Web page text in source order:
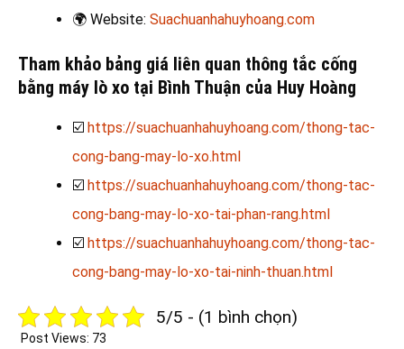
🌍 Website: Suachuanhahuyhoang.com
Tham khảo bảng giá liên quan thông tắc cống
bằng máy lò xo tại Bình Thuận của Huy Hoàng
☑️ https://suachuanhahuyhoang.com/thong-tac-
cong-bang-may-lo-xo.html
☑️ https://suachuanhahuyhoang.com/thong-tac-
cong-bang-may-lo-xo-tai-phan-rang.html
☑️ https://suachuanhahuyhoang.com/thong-tac-
cong-bang-may-lo-xo-tai-ninh-thuan.html
5/5 - (1 bình chọn)
Post Views: 73